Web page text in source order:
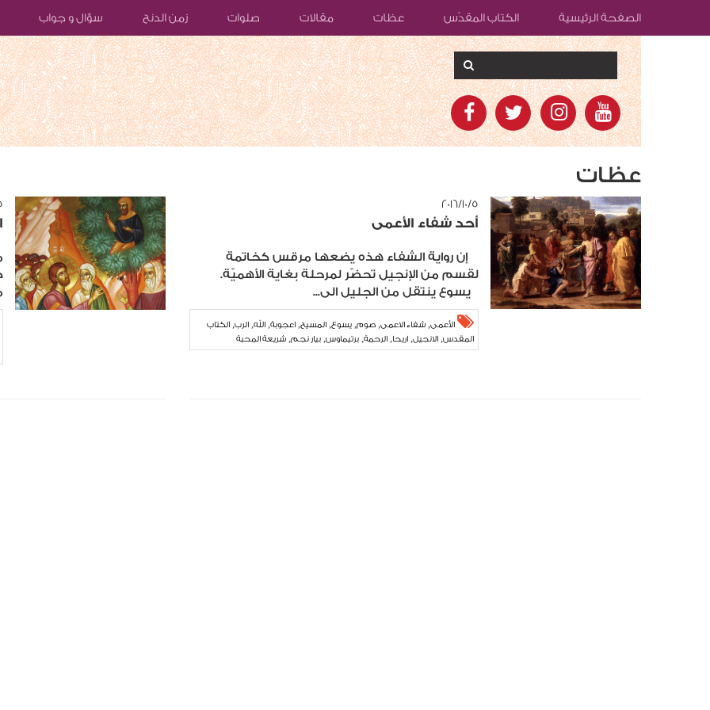
الصفحة الرئيسية الكتاب المقدّس عظات مقالات صلوات زمن الدنح سؤال و جواب
عظات
٥‏/١٠‏/٢٠١٦
أحد شفاء الأعمى
إن رواية الشفاء هذه يضعها مرقس كخاتمة
لقسم من الإنجيل تحضّر لمرحلة بغاية الأهميّة.
يسوع ينتقل من الجليل الى...
الأعمى, شفاء الاعمى, صوم, يسوع, المسيح, اعجوبة, الله, الرب, الكتاب
المقدس, الانجيل, اريحا, الرحمة, برتيماوس, بيار نجم, شريعة المحبة